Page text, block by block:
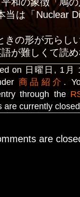
当は「Nuclear
きの形が元らし
が難しくて読
on 日曜日, 1月
商品紹介 .
through the
are currently
are